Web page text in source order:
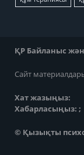
ҚР Байланыс
Сайт
Хат жазыңыз:
Хабарласыңыз: ;
© Қызықты